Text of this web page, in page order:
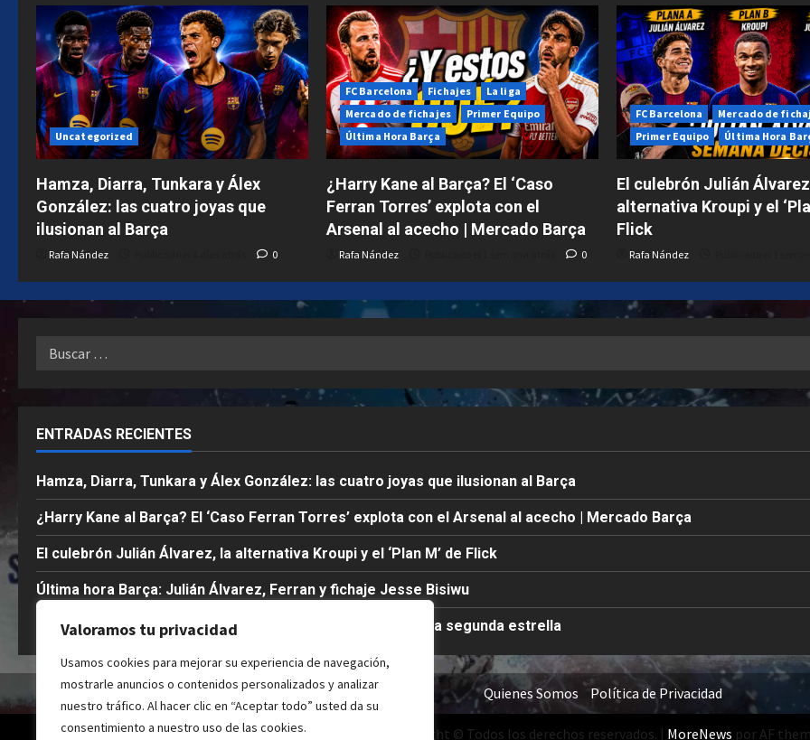
Valoramos tu privacidad
Usamos cookies para mejorar su experiencia de navegación,
mostrarle anuncios o contenidos personalizados y analizar
nuestro tráfico. Al hacer clic en “Aceptar todo” usted da su
consentimiento a nuestro uso de las cookies.
Uncategorized
Hamza, Diarra, Tunkara y Álex
González: las cuatro joyas que
ilusionan al Barça
Rafa Nández 0
FC Barcelona Fichajes
La liga
Mercado de fichajes
Primer Equipo
Última Hora Barça
¿Harry Kane al Barça? El ‘Caso
Ferran Torres’ explota con el
Arsenal al acecho | Mercado Barça
Rafa Nández 0
FC Barcelona
Mercado de
Primer Equipo
Última Hora
El culebrón Julián
alternativa Kroupi y el
Flick
Rafa Nández
Buscar:
ENTRADAS RECIENTES
Hamza, Diarra, Tunkara y Álex González: las cuatro joyas que ilusionan al Barça
¿Harry Kane al Barça? El ‘Caso Ferran Torres’ explota con el Arsenal al acecho | Mercado Barça
El culebrón Julián Álvarez, la alternativa Kroupi y el ‘Plan M’ de Flick
Última hora Barça: Julián Álvarez, Ferran y fichaje Jesse Bisiwu
1×1 de los campeones del mundo del Barça: Las notas de la segunda estrella
Quienes Somos Política de Privacidad
Copyright © Todos los derechos reservados. | MoreNews por AF